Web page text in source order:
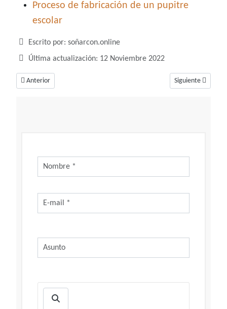
Proceso de fabricación de un pupitre
escolar
Detalles
Escrito por: soñarcon.online
Última actualización: 12 Noviembre 2022
Artículo anterior: Soñar con perros agresivos, ¿te preocupa la lealtad de
Anterior Artículo siguiente:
Siguiente